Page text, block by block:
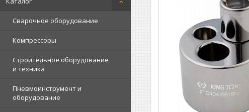
Сварочное оборудование
Компрессоры
Строительное оборудование
и техника
Пневмоинструмент и
оборудование